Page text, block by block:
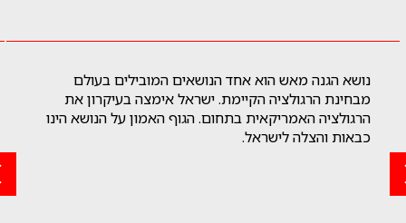
נושא הגנה מאש הוא אחד הנושאים המובילים בעולם
מבחינת הרגולציה הקיימת. ישראל אימצה בעיקרון את
הרגולציה האמריקאית בתחום. הגוף האמון על הנושא הינו
כבאות והצלה לישראל.